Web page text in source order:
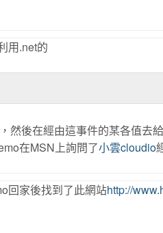
用.net的
然後在經由這事件的某各值去
在MSN上詢問了小雲cloudio
回家後找到了此網站http://